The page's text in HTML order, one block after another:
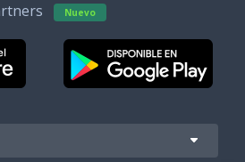
Nuevo